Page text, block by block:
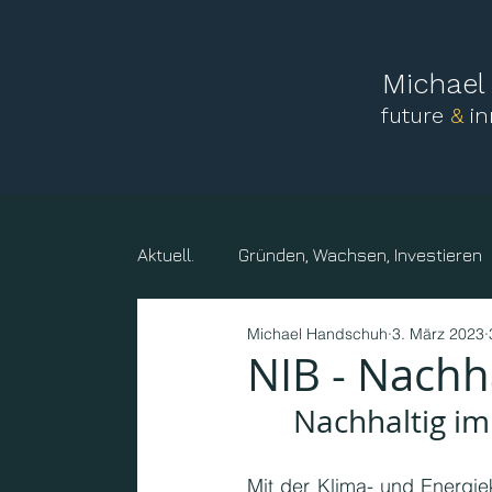
future &
Aktuell. Gründen, Wachsen, Investieren
Mensch, Familie Vereine und
Kreise, Gemeinden, Körperschaften
NIB -
Michael Handschuh 3. März 2023
Nachhaltig
Mit der Klima- und